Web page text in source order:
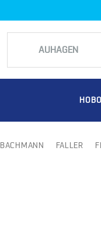
BACHMANN FALLER